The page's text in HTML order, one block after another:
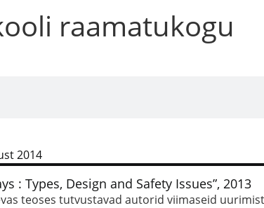
raamatukogu
2014
: Types, Design and Safety Issues”, 2013
teoses tutvustavad autorid viimaseid